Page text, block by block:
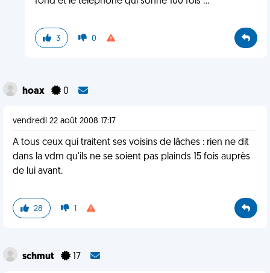
3 0
hoax 0
vendredi 22 août 2008 17:17
A tous ceux qui traitent ses voisins de lâches : rien ne dit
dans la vdm qu'ils ne se soient pas plainds 15 fois auprès
de lui avant.
28 1
schmut 17